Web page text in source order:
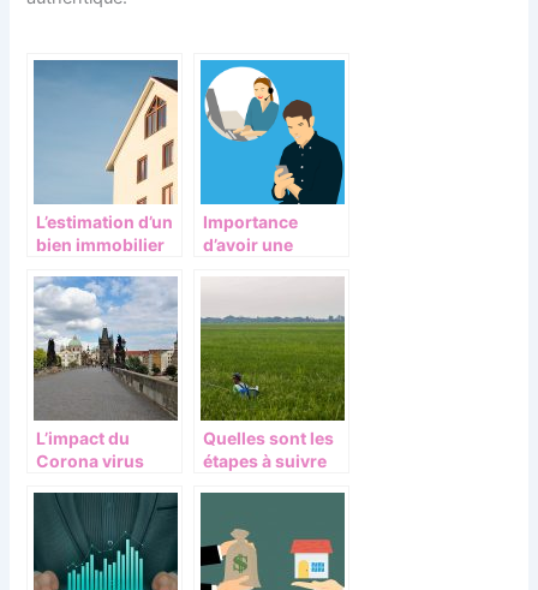
L’estimation d’un
bien immobilier
d’évaluation trop
basse
Importance
d’avoir une
marketing
adéquats
L’impact du
Corona virus
en France.
Quelles sont les
étapes à suivre
promoteur ?